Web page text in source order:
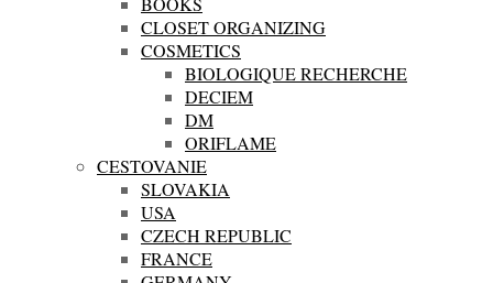
CLOSET ORGANIZING
COSMETICS
BIOLOGIQUE RECHERCHE
DECIEM
DM
ORIFLAME
CESTOVANIE
SLOVAKIA
USA
CZECH REPUBLIC
FRANCE